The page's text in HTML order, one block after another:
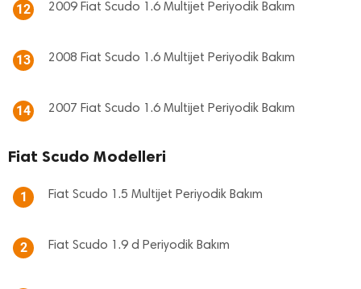
12 2009 Fiat Scudo 1.6 Multijet Periyodik Bakım
13 2008 Fiat Scudo 1.6 Multijet Periyodik Bakım
14 2007 Fiat Scudo 1.6 Multijet Periyodik Bakım
Fiat Scudo Modelleri
1 Fiat Scudo 1.5 Multijet Periyodik Bakım
2 Fiat Scudo 1.9 d Periyodik Bakım